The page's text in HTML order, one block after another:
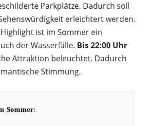
Parkplätze. Dadurch soll
erleichtert werden.
ist im Sommer ein
der Wasserfälle. Bis 22:00 Uhr
Attraktion beleuchtet. Dadurch
Stimmung.
Sommer: